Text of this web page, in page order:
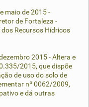
maio de 2015 -
de Fortaleza -
Recursos Hídricos
2015 - Altera e
2015, que dispõe
de uso do solo de
nº 0062/2009,
e dá outras